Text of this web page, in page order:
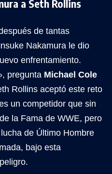
a Seth Rollins
de tantas
Nakamura le dio
enfrentamiento.
pregunta Michael Cole
Rollins aceptó este reto
un competidor que sin
la Fama de WWE, pero
de Último Hombre
bajo esta